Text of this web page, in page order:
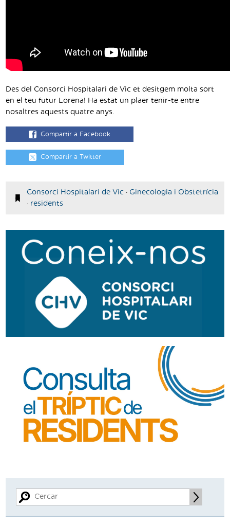
Des del Consorci Hospitalari de Vic et desitgem molta sort
en el teu futur Lorena! Ha estat un plaer tenir-te entre
nosaltres aquests quatre anys.
Compartir a Facebook
Compartir a Twitter
Consorci Hospitalari de Vic· Ginecologia i Obstetrícia
· residents